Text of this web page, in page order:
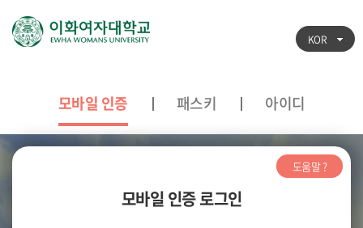
KOR
모바일 인증 패스키 아이디
모바일 인증 로그인
도움말 ?